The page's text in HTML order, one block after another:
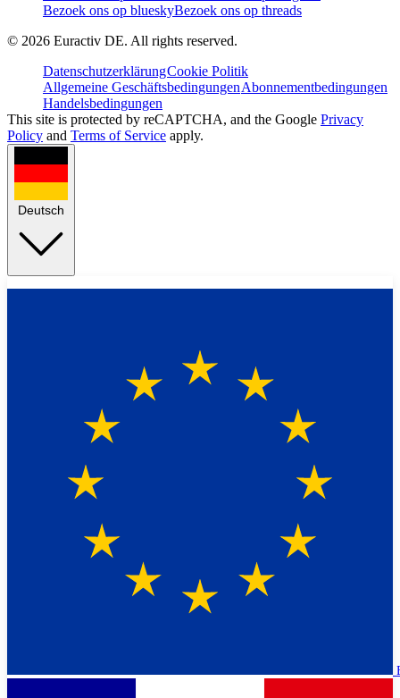
Bezoek ons op blueskyBezoek ons op threads
© 2026 Euractiv DE. All rights reserved.
DatenschutzerklärungCookie Politik
Allgemeine GeschäftsbedingungenAbonnementbedingungen
Handelsbedingungen
This site is protected by reCAPTCHA, and the Google Privacy
Policy and Terms of Service apply.
Deutsch